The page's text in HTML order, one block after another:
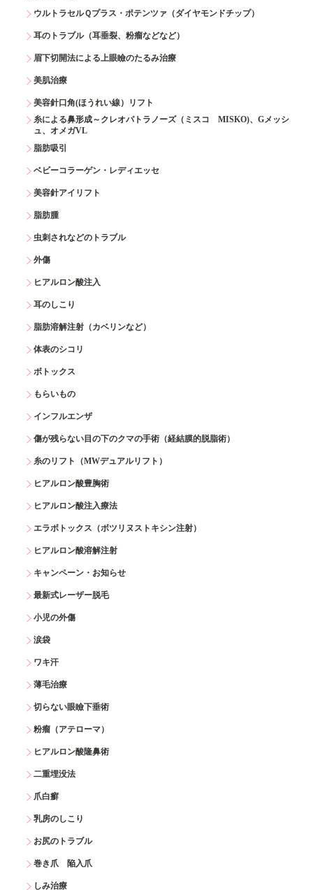
ウルトラセルＱプラス・ポテンツァ（ダイヤモンドチップ）
耳のトラブル（耳垂裂、粉瘤などなど）
眉下切開法による上眼瞼のたるみ治療
美肌治療
美容針口角(ほうれい線）リフト
糸による鼻形成～クレオパトラノーズ（ミスコ MISKO)、Gメッシ
ュ、オメガVL
脂肪吸引
ベビーコラーゲン・レディエッセ
美容針アイリフト
脂肪腫
虫刺されなどのトラブル
外傷
ヒアルロン酸注入
耳のしこり
脂肪溶解注射（カベリンなど）
体表のシコリ
ボトックス
もらいもの
インフルエンザ
傷が残らない目の下のクマの手術（経結膜的脱脂術）
糸のリフト（MWデュアルリフト）
ヒアルロン酸豊胸術
ヒアルロン酸注入療法
エラボトックス（ボツリヌストキシン注射）
ヒアルロン酸溶解注射
キャンペーン・お知らせ
最新式レーザー脱毛
小児の外傷
涙袋
ワキ汗
薄毛治療
切らない眼瞼下垂術
粉瘤（アテローマ）
ヒアルロン酸隆鼻術
二重埋没法
爪白癬
乳房のしこり
お尻のトラブル
巻き爪 陥入爪
しみ治療